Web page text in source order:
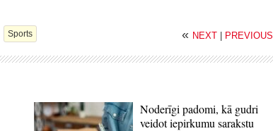
Sports « NEXT PREVIOUS
Noderīgi padomi, kā gudri
veidot iepirkumu sarakstu